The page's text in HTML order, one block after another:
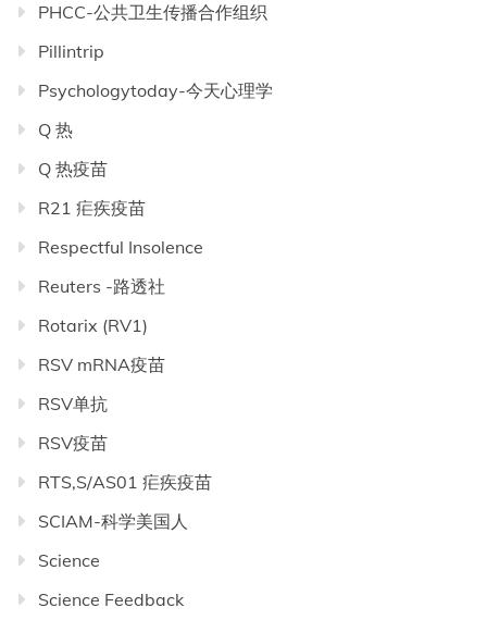
PHCC-公共卫生传播合作组织
Pillintrip
Psychologytoday-今天心理学
Q 热
Q 热疫苗
R21 疟疾疫苗
Respectful Insolence
Reuters -路透社
Rotarix (RV1)
RSV mRNA疫苗
RSV单抗
RSV疫苗
RTS,S/AS01 疟疾疫苗
SCIAM-科学美国人
Science
Science Feedback